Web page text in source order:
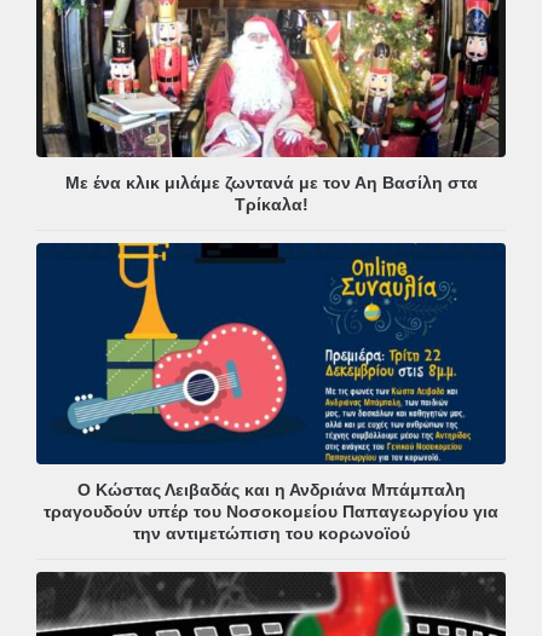
Με ένα κλικ μιλάμε ζωντανά με τον Αη Βασίλη στα
Τρίκαλα!
Ο Κώστας Λειβαδάς και η Ανδριάνα Μπάμπαλη
τραγουδούν υπέρ του Νοσοκομείου Παπαγεωργίου για
την αντιμετώπιση του κορωνοϊού